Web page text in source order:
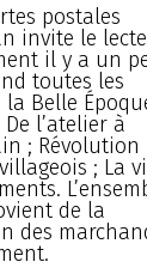
postales
invite le
il y a un
toutes les
Belle
l’atelier à
; Révolution
; La
de la
des